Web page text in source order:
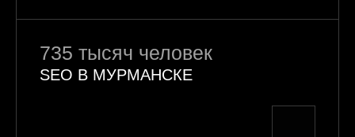
735 тысяч человек
SEO В МУРМАНСКЕ